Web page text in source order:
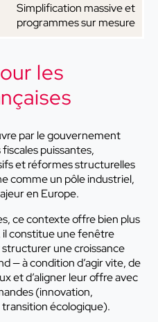
Simplification massive et
programmes sur mesure
les
par le gouvernement
puissantes,
et réformes structurelles
comme un pôle industriel,
en Europe.
ce contexte offre bien plus
il constitue une fenêtre
une croissance
— à condition d’agir vite, de
et d’aligner leur offre avec
(innovation,
écologique).